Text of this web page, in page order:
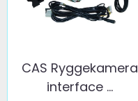
CAS Ryggekamera
interface ...